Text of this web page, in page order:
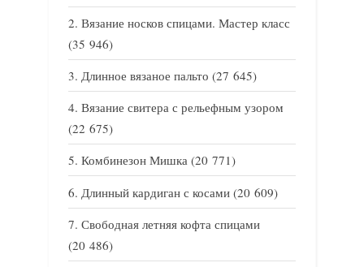
Вязание носков спицами. Мастер класс
(35 946)
Длинное вязаное пальто (27 645)
Вязание свитера с рельефным узором
(22 675)
Комбинезон Мишка (20 771)
Длинный кардиган с косами (20 609)
Свободная летняя кофта спицами
(20 486)